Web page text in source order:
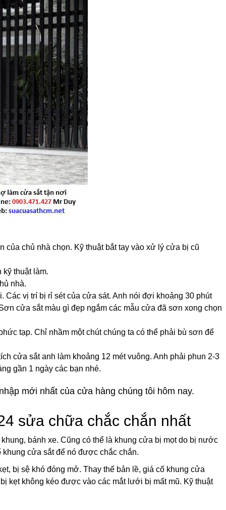
chủ nhà chọn. Kỹ thuật bắt tay vào xử lý cửa bị cũ
kỹ thuật làm.
nhà.
vị trí bị rỉ sét của cửa sát. Anh nói đợi khoảng 30 phút
cửa sắt màu gì đẹp ngắm các mẫu cửa đã sơn xong chọn
tạp. Chỉ nhầm một chút chúng ta có thể phải bù sơn để
cửa sắt anh làm khoảng 12 mét vuông. Anh phải phun 2-3
gần 1 ngày các bạn nhé.
mới nhất của cửa hàng chúng tôi hôm nay.
sửa chữa chắc chắn nhất
bánh xe. Cũng có thể là khung cửa bị mọt do bị nước
cửa sắt để nó được chắc chắn.
bị sệ khó đóng mở. Thay thế bản lề, giá cố khung cửa
kẹt không kéo được vào các mắt lưới bị mất mũ. Kỹ thuật